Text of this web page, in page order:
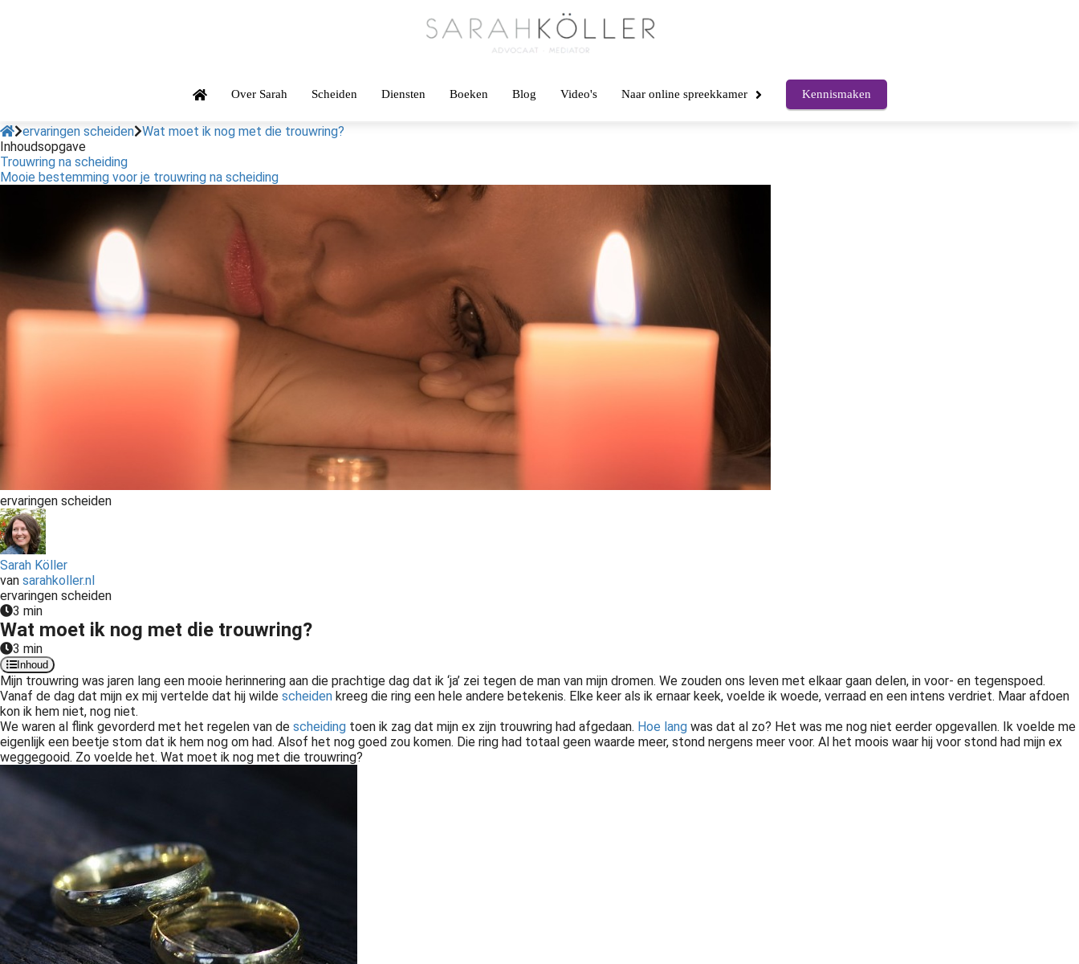
Over Sarah Scheiden Diensten Boeken Blog Video's Naar online spreekkamer Kennismaken
ervaringen scheiden Wat moet ik nog met die trouwring?
Inhoudsopgave
Trouwring na scheiding
Mooie bestemming voor je trouwring na scheiding
ervaringen scheiden
Sarah Köller
van sarahkoller.nl
ervaringen scheiden
3 min
Wat moet ik nog met die trouwring?
3 min
Inhoud
Mijn trouwring was jaren lang een mooie herinnering aan die prachtige dag dat ik ‘ja’ zei tegen de man van mijn dromen. We zouden ons leven met elkaar gaan delen, in voor- en tegenspoed.
Vanaf de dag dat mijn ex mij vertelde dat hij wilde scheiden kreeg die ring een hele andere betekenis. Elke keer als ik ernaar keek, voelde ik woede, verraad en een intens verdriet. Maar afdoen
kon ik hem niet, nog niet.
We waren al flink gevorderd met het regelen van de scheiding toen ik zag dat mijn ex zijn trouwring had afgedaan. Hoe lang was dat al zo? Het was me nog niet eerder opgevallen. Ik voelde me
eigenlijk een beetje stom dat ik hem nog om had. Alsof het nog goed zou komen. Die ring had totaal geen waarde meer, stond nergens meer voor. Al het moois waar hij voor stond had mijn ex
weggegooid. Zo voelde het. Wat moet ik nog met die trouwring?